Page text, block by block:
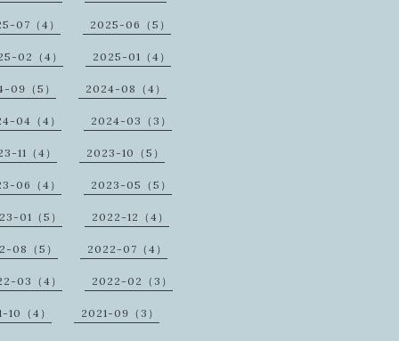
07（4） 2025-06（5）
02（4） 2025-01（4）
09（5） 2024-08（4）
04（4） 2024-03（3）
11（4） 2023-10（5）
06（4） 2023-05（5）
01（5） 2022-12（4）
08（5） 2022-07（4）
03（4） 2022-02（3）
10（4） 2021-09（3）